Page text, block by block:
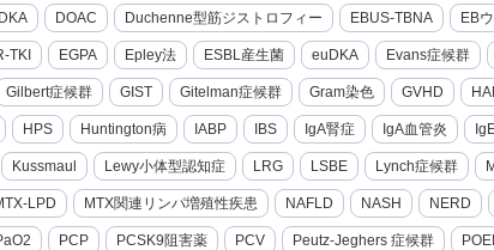
DKA DOAC Duchenne型筋ジストロフィー EBUS-TBNA EB
TKI EGPA Epley法 ESBL産生菌 euDKA Evans症候群
Gilbert症候群 GIST Gitelman症候群 Gram染色 GVHD
HPS Huntington病 IABP IBS IgA腎症 IgA血管炎
Kussmaul Lewy小体型認知症 LRG LSBE Lynch症候群
LPD MTX関連リンパ増殖性疾患 NAFLD NASH NERD
PCP PCSK9阻害薬 PCV Peutz-Jeghers 症候群